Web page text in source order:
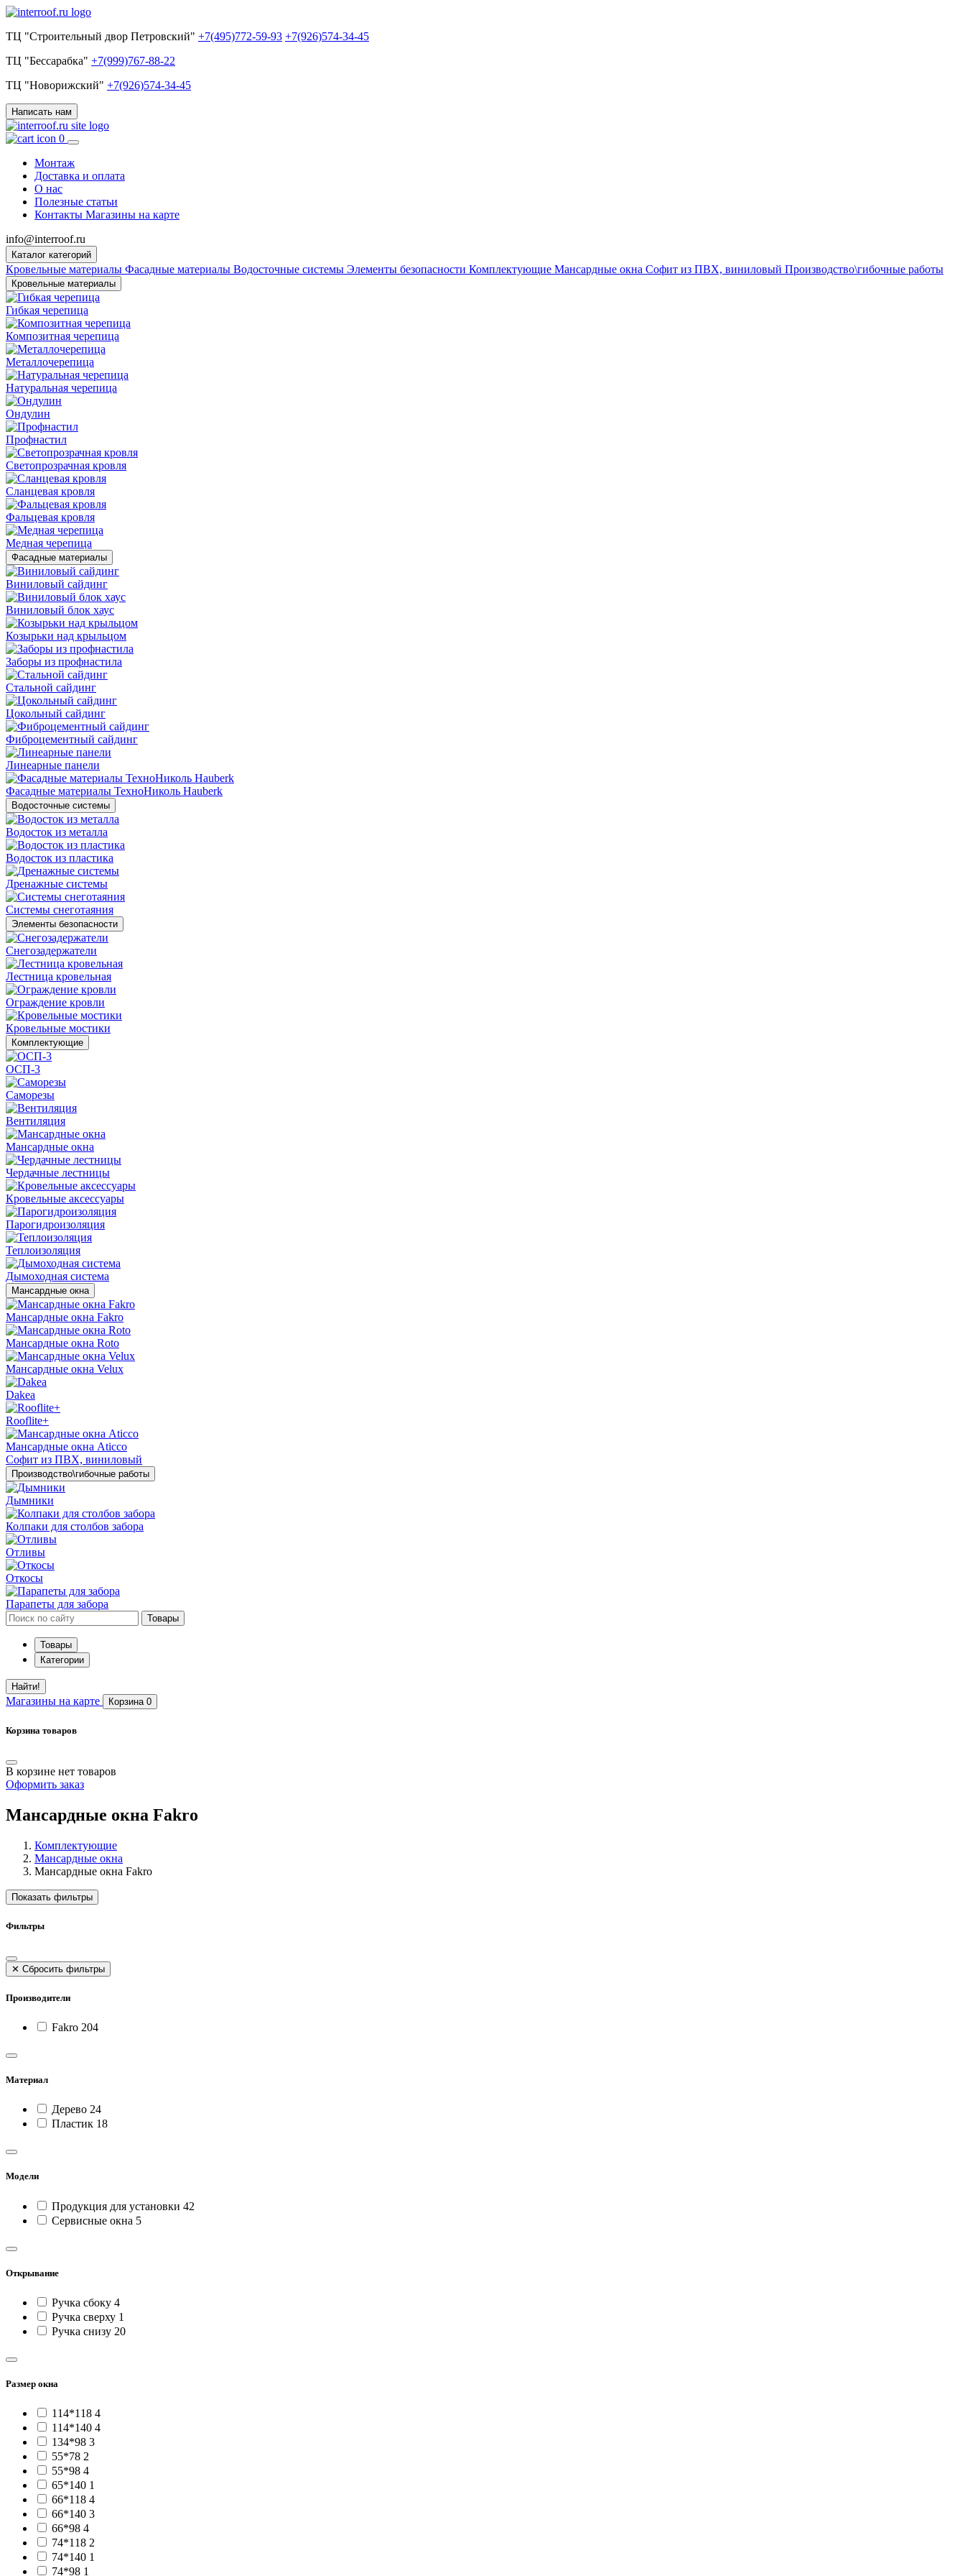
ТЦ "Строительный двор Петровский" +7(495)772-59-93 +7(926)574-34-45
ТЦ "Бессарабка" +7(999)767-88-22
ТЦ "Новорижский" +7(926)574-34-45
Написать нам
0
Монтаж
Доставка и оплата
О нас
Полезные статьи
Контакты Магазины на карте
info@interroof.ru
Каталог категорий
Кровельные материалы Фасадные материалы Водосточные системы Элементы безопасности Комплектующие Мансардные окна Софит из ПВХ, виниловый Производство\гибочные работы
Кровельные материалы
Гибкая черепица
Композитная черепица
Металлочерепица
Натуральная черепица
Ондулин
Профнастил
Светопрозрачная кровля
Сланцевая кровля
Фальцевая кровля
Медная черепица
Фасадные материалы
Виниловый сайдинг
Виниловый блок хаус
Козырьки над крыльцом
Заборы из профнастила
Стальной сайдинг
Цокольный сайдинг
Фиброцементный сайдинг
Линеарные панели
Фасадные материалы ТехноНиколь Hauberk
Водосточные системы
Водосток из металла
Водосток из пластика
Дренажные системы
Системы снеготаяния
Элементы безопасности
Снегозадержатели
Лестница кровельная
Ограждение кровли
Кровельные мостики
Комплектующие
ОСП-3
Саморезы
Вентиляция
Мансардные окна
Чердачные лестницы
Кровельные аксессуары
Парогидроизоляция
Теплоизоляция
Дымоходная система
Мансардные окна
Мансардные окна Fakro
Мансардные окна Roto
Мансардные окна Velux
Dakea
Rooflite+
Мансардные окна Aticco
Софит из ПВХ, виниловый
Производство\гибочные работы
Дымники
Колпаки для столбов забора
Отливы
Откосы
Парапеты для забора
Товары
Товары
Категории
Найти!
Магазины на карте Корзина 0
Корзина товаров
В корзине нет товаров
Оформить заказ
Мансардные окна Fakro
Комплектующие
Мансардные окна
Мансардные окна Fakro
Показать фильтры
Фильтры
✕ Сбросить фильтры
Производители
Fakro 204
Материал
Дерево 24
Пластик 18
Модели
Продукция для установки 42
Сервисные окна 5
Открывание
Ручка сбоку 4
Ручка сверху 1
Ручка снизу 20
Размер окна
114*118 4
114*140 4
134*98 3
55*78 2
55*98 4
65*140 1
66*118 4
66*140 3
66*98 4
74*118 2
74*140 1
74*98 1